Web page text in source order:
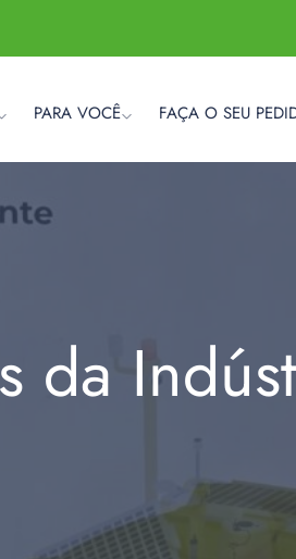
PARA VOCÊ FAÇA O SEU
da